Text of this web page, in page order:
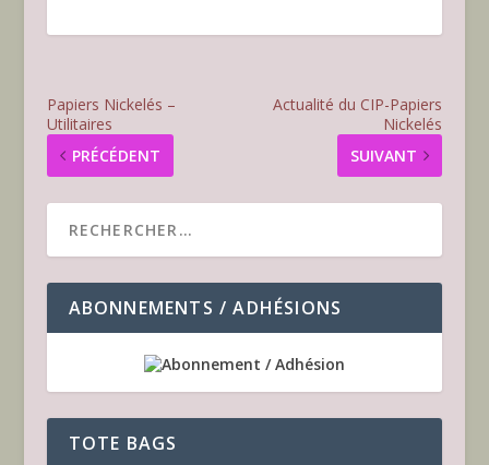
Papiers Nickelés –
Utilitaires
PRÉCÉDENT
Actualité du CIP-Papiers
Nickelés
SUIVANT
ABONNEMENTS / ADHÉSIONS
TOTE BAGS